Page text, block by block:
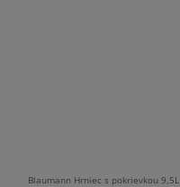
Blaumann Hrniec s pokrievkou 9,5L